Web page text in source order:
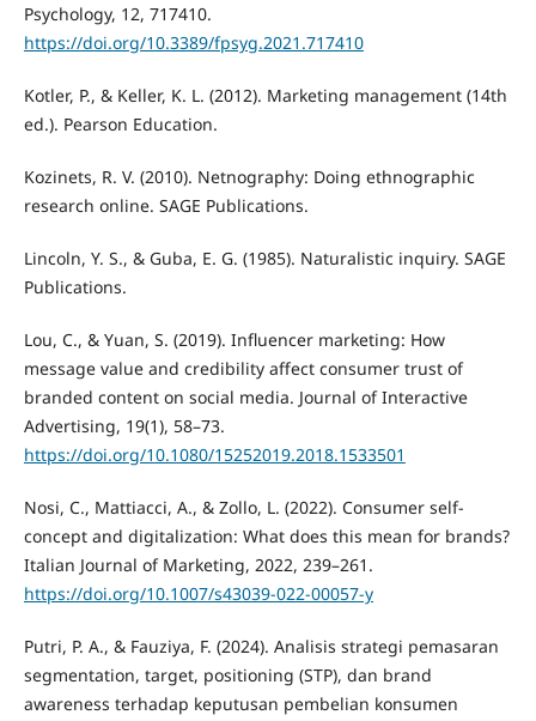
Psychology, 12, 717410.
https://doi.org/10.3389/fpsyg.2021.717410
Kotler, P., & Keller, K. L. (2012). Marketing management (14th
ed.). Pearson Education.
Kozinets, R. V. (2010). Netnography: Doing ethnographic
research online. SAGE Publications.
Lincoln, Y. S., & Guba, E. G. (1985). Naturalistic inquiry. SAGE
Publications.
Lou, C., & Yuan, S. (2019). Influencer marketing: How
message value and credibility affect consumer trust of
branded content on social media. Journal of Interactive
Advertising, 19(1), 58–73.
https://doi.org/10.1080/15252019.2018.1533501
Nosi, C., Mattiacci, A., & Zollo, L. (2022). Consumer self-
concept and digitalization: What does this mean for brands?
Italian Journal of Marketing, 2022, 239–261.
https://doi.org/10.1007/s43039-022-00057-y
Putri, P. A., & Fauziya, F. (2024). Analisis strategi pemasaran
segmentation, target, positioning (STP), dan brand
awareness terhadap keputusan pembelian konsumen